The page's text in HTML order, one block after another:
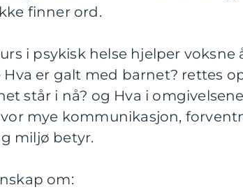
finner ord.
i psykisk helse hjelper voksne
Hva er galt med barnet? rettes
står i nå? og Hva i
mye kommunikasjon,
miljø betyr.
om: